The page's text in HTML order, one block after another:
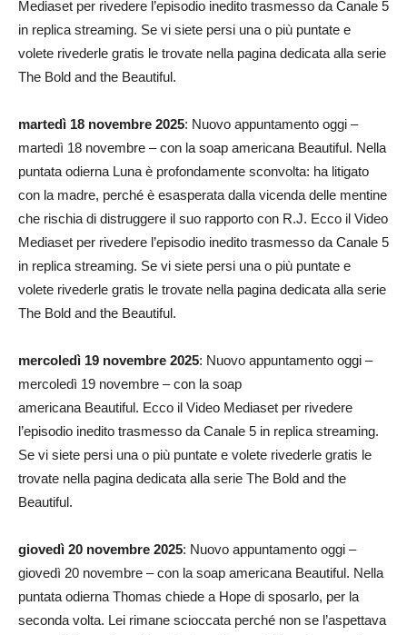
Mediaset per rivedere l’episodio inedito trasmesso da Canale 5
in replica streaming. Se vi siete persi una o più puntate e
volete rivederle gratis le trovate nella pagina dedicata alla serie
The Bold and the Beautiful.
martedì 18 novembre 2025: Nuovo appuntamento oggi –
martedì 18 novembre – con la soap americana Beautiful. Nella
puntata odierna Luna è profondamente sconvolta: ha litigato
con la madre, perché è esasperata dalla vicenda delle mentine
che rischia di distruggere il suo rapporto con R.J. Ecco il Video
Mediaset per rivedere l’episodio inedito trasmesso da Canale 5
in replica streaming. Se vi siete persi una o più puntate e
volete rivederle gratis le trovate nella pagina dedicata alla serie
The Bold and the Beautiful.
mercoledì 19 novembre 2025: Nuovo appuntamento oggi –
mercoledì 19 novembre – con la soap
americana Beautiful. Ecco il Video Mediaset per rivedere
l’episodio inedito trasmesso da Canale 5 in replica streaming.
Se vi siete persi una o più puntate e volete rivederle gratis le
trovate nella pagina dedicata alla serie The Bold and the
Beautiful.
giovedì 20 novembre 2025: Nuovo appuntamento oggi –
giovedì 20 novembre – con la soap americana Beautiful. Nella
puntata odierna Thomas chiede a Hope di sposarlo, per la
seconda volta. Lei rimane scioccata perché non se l’aspettava